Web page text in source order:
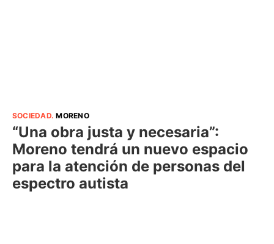
SOCIEDAD.MORENO
“Una obra justa y necesaria”:
Moreno tendrá un nuevo espacio
para la atención de personas del
espectro autista